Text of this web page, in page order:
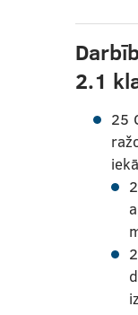
2.1
25